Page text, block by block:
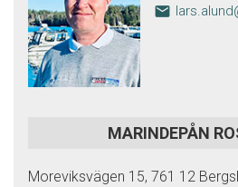
email
MARINDEPÅN
Moreviksvägen 15, 761 12